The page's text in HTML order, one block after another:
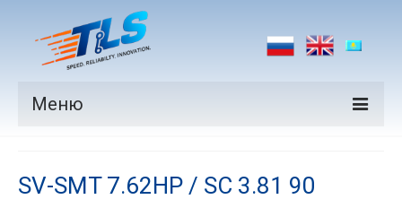
Меню
Производители
SV-SMT 7.62HP / SC 3.81 90